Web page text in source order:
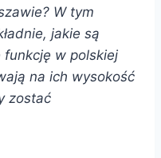
W tym
jakie są
funkcję w polskiej
na ich wysokość
zostać